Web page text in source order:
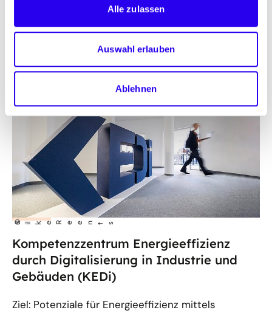
Alle zulassen
Auswahl erlauben
Ablehnen
Eine Publikation des Kompetenzzentrums
Energieeffizienz durch Digitalisierung (KEDi)
©
S i lke Reents
Kompetenzzentrum Energieeffizienz
durch Digitalisierung in Industrie und
Gebäuden (KEDi)
Ziel: Potenziale für Energieeffizienz mittels